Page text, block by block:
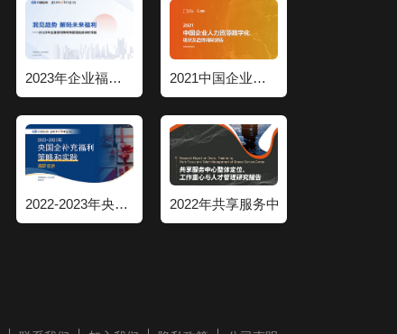
2023年企业福利策略和管理趋势调研报告 2021中国企业人力资源数字化现状和趋势调研报告
2022-2023年央国企补充福利策略和实践调研报告 2022年共享服务中心整体定位工作重